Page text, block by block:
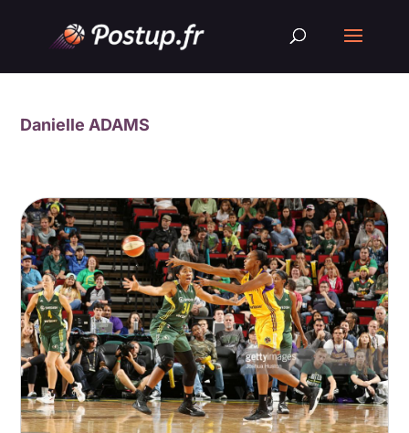
Danielle ADAMS